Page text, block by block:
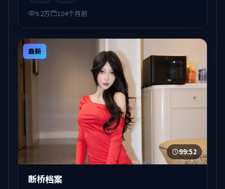
9.2万
104个月前
最新
99:52
断桥档案